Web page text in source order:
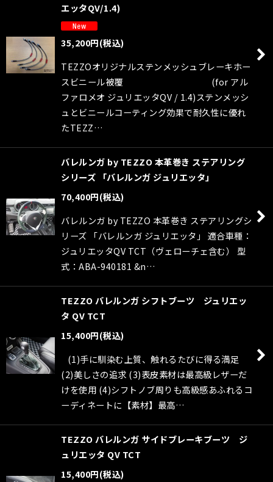
エッタQV/1.4)
35,200円(税込)
TEZZOオリジナルステンメッシュブレーキホー
スビニール被覆 (for アル
ファロメオ ジュリエッタQV / 1.4)ステンメッシ
ュとビニールコーティング効果で耐久性に優れ
たTEZZ…
バレルンガ by TEZZO 本革巻き ステアリング
シリーズ 「バレルンガ ジュリエッタ」
70,400円(税込)
バレルンガ by TEZZO 本革巻き ステアリングシ
リーズ 「バレルンガ ジュリエッタ」 適合車種：
ジュリエッタQV TCT（ヴェローチェ含む） 型
式：ABA-940181 &n…
TEZZO バレルンガ シフトブーツ ジュリエッ
タ QV TCT
15,400円(税込)
(1)手に馴染む上質、触れるたびに得る満足
(2)美しさの追求 (3)表皮素材は最高級レザーだ
けを使用 (4)シフトノブ周りも高級感あふれるコ
ーディネートに【素材】最高…
TEZZO バレルンガ サイドブレーキブーツ ジ
ュリエッタ QV TCT
15,400円(税込)